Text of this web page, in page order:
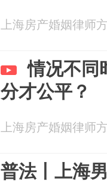
上海房产婚姻律师
情况不同
分才公平？
上海房产婚姻律师
普法丨上海